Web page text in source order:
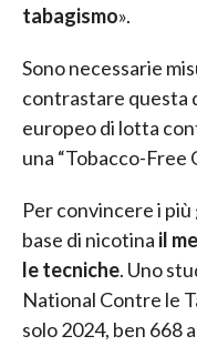
tabagismo».
Sono necessarie
contrastare questa
europeo di lotta
una “Tobacco-Free
Per convincere i
base di nicotina il
le tecniche. Uno
National Contre le
solo 2024, ben 668